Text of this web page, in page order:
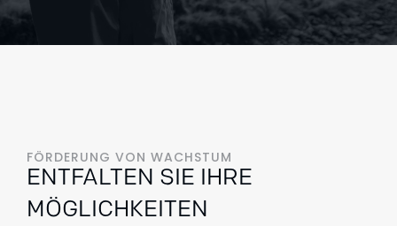
FÖRDERUNG VON WACHSTUM
ENTFALTEN SIE IHRE
MÖGLICHKEITEN